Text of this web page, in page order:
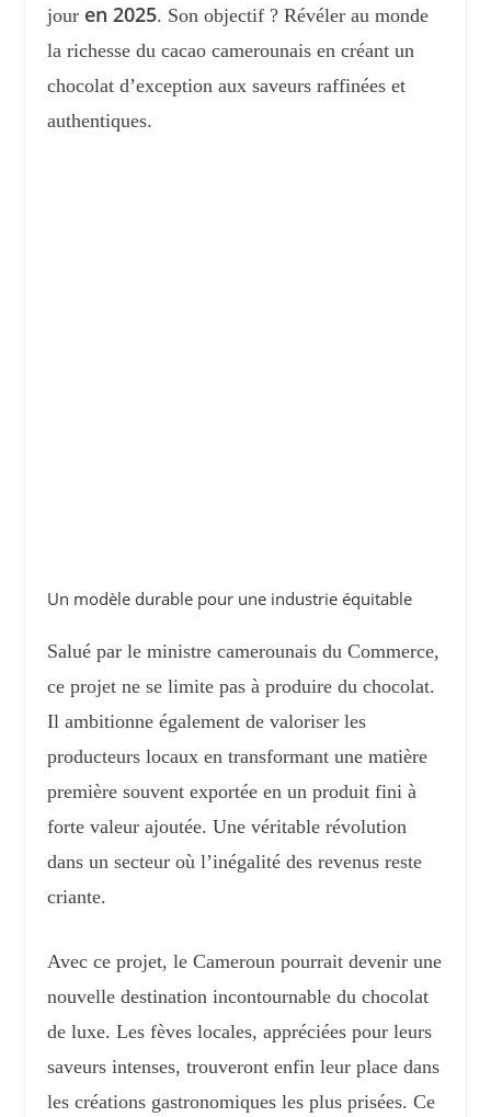
jouren 2025. Son objectif ? Révéler au monde
la richesse du cacao camerounais en créant un
chocolat d’exception aux saveurs raffinées et
authentiques.
Un modèle durable pour une industrie équitable
Salué par le ministre camerounais du Commerce,
ce projet ne se limite pas à produire du chocolat.
Il ambitionne également de valoriser les
producteurs locaux en transformant une matière
première souvent exportée en un produit fini à
forte valeur ajoutée. Une véritable révolution
dans un secteur où l’inégalité des revenus reste
criante.
Avec ce projet, le Cameroun pourrait devenir une
nouvelle destination incontournable du chocolat
de luxe. Les fèves locales, appréciées pour leurs
saveurs intenses, trouveront enfin leur place dans
les créations gastronomiques les plus prisées. Ce